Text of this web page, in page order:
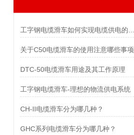
关于C50电缆滑车的使用注意哪些事项
DTC-50电缆滑车用途及其工作原理
工字钢电缆滑车-理想的物流供电系统
CH-II电缆滑车分为哪几种？
GHC系列电缆滑车分为哪几种？